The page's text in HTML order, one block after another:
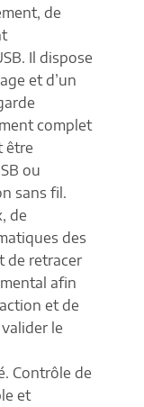
de
Il dispose
et d’un
complet
être
ou
sans fil.
de
des
de retracer
afin
et de
le
Contrôle de
et